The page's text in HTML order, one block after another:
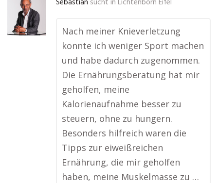
Sebastian sucht in Lichtenborn Eifel
Nach meiner Knieverletzung
konnte ich weniger Sport machen
und habe dadurch zugenommen.
Die Ernährungsberatung hat mir
geholfen, meine
Kalorienaufnahme besser zu
steuern, ohne zu hungern.
Besonders hilfreich waren die
Tipps zur eiweißreichen
Ernährung, die mir geholfen
haben, meine Muskelmasse zu …